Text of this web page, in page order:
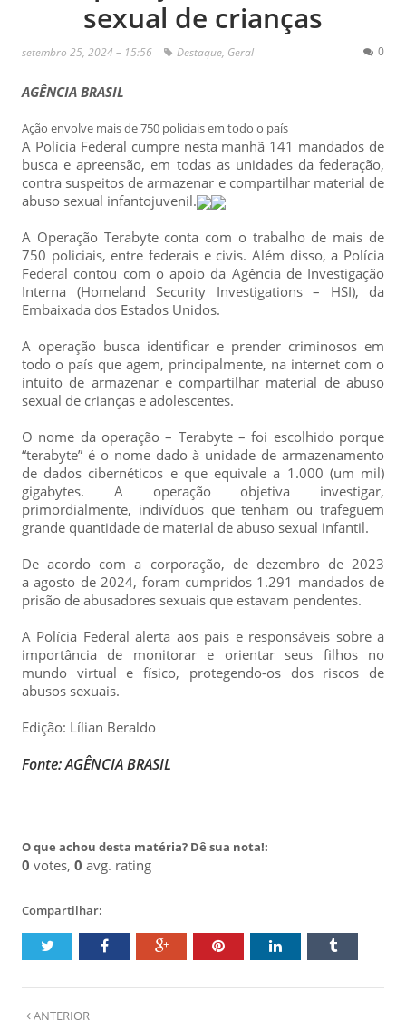
sexual de crianças
setembro 25, 2024 – 15:56 Destaque, Geral 0
AGÊNCIA BRASIL
Ação envolve mais de 750 policiais em todo o país
A Polícia Federal cumpre nesta manhã 141 mandados de
busca e apreensão, em todas as unidades da federação,
contra suspeitos de armazenar e compartilhar material de
abuso sexual infantojuvenil.
A Operação Terabyte conta com o trabalho de mais de
750 policiais, entre federais e civis. Além disso, a Polícia
Federal contou com o apoio da Agência de Investigação
Interna (Homeland Security Investigations – HSI), da
Embaixada dos Estados Unidos.
A operação busca identificar e prender criminosos em
todo o país que agem, principalmente, na internet com o
intuito de armazenar e compartilhar material de abuso
sexual de crianças e adolescentes.
O nome da operação – Terabyte – foi escolhido porque
“terabyte” é o nome dado à unidade de armazenamento
de dados cibernéticos e que equivale a 1.000 (um mil)
gigabytes. A operação objetiva investigar,
primordialmente, indivíduos que tenham ou trafeguem
grande quantidade de material de abuso sexual infantil.
De acordo com a corporação, de dezembro de 2023
a agosto de 2024, foram cumpridos 1.291 mandados de
prisão de abusadores sexuais que estavam pendentes.
A Polícia Federal alerta aos pais e responsáveis sobre a
importância de monitorar e orientar seus filhos no
mundo virtual e físico, protegendo-os dos riscos de
abusos sexuais.
Edição: Lílian Beraldo
Fonte: AGÊNCIA BRASIL
O que achou desta matéria? Dê sua nota!:
0 votes, 0 avg. rating
Compartilhar:
ANTERIOR